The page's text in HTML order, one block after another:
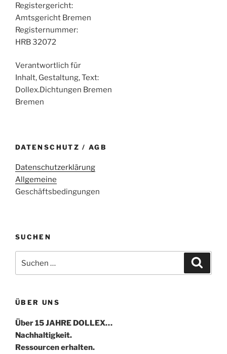
Registergericht:
Amtsgericht Bremen
Registernummer:
HRB 32072
Verantwortlich für
Inhalt, Gestaltung, Text:
Dollex.Dichtungen Bremen
Bremen
DATENSCHUTZ / AGB
Datenschutzerklärung
Allgemeine
Geschäftsbedingungen
SUCHEN
nach:
ÜBER UNS
Über 15 JAHRE DOLLEX…
Nachhaltigkeit.
Ressourcen erhalten.